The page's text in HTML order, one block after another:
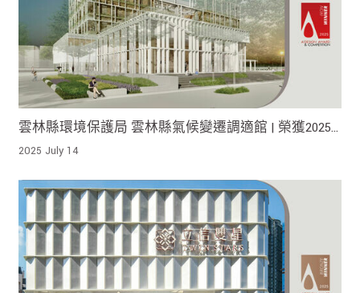
雲林縣環境保護局 雲林縣氣候變遷調適館 | 榮獲2025
A' Design Award Iron Winner !
2025 July 14